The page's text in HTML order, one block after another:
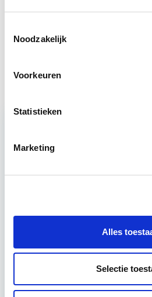
Noodzakelijk
Voorkeuren
Statistieken
Marketing
Alles
Selectie
Circulair Bouwen
onvermijdelijke) incidentele
zo goed mogelijk zelf kunt
Utrecht en/of online